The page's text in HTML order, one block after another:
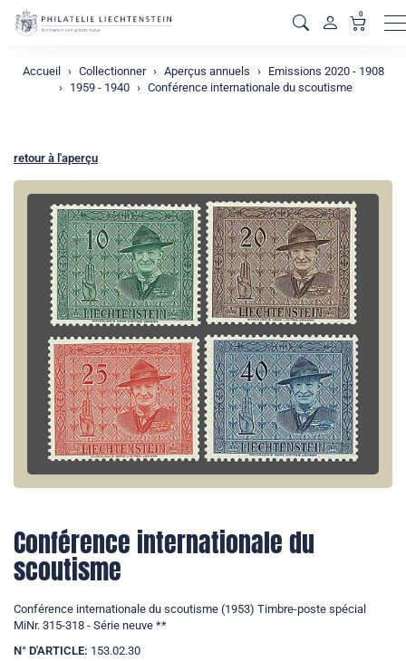
0
Accueil Collectionner Aperçus annuels
Emissions 2020 - 1908
1959 - 1940
Conférence internationale du scoutisme
retour à l'aperçu
Conférence internationale du
scoutisme
Conférence internationale du scoutisme (1953) Timbre-poste spécial
MiNr. 315-318 - Série neuve **
N° D'ARTICLE: 153.02.30